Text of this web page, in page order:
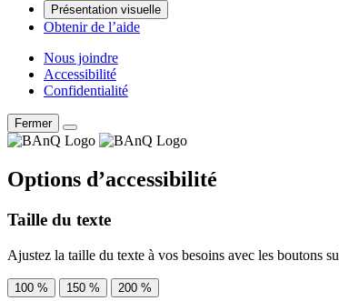
Présentation visuelle
Obtenir de l’aide
Nous joindre
Accessibilité
Confidentialité
Fermer
Options d’accessibilité
Taille du texte
Ajustez la taille du texte à vos besoins avec les boutons
100 % 150 % 200 %